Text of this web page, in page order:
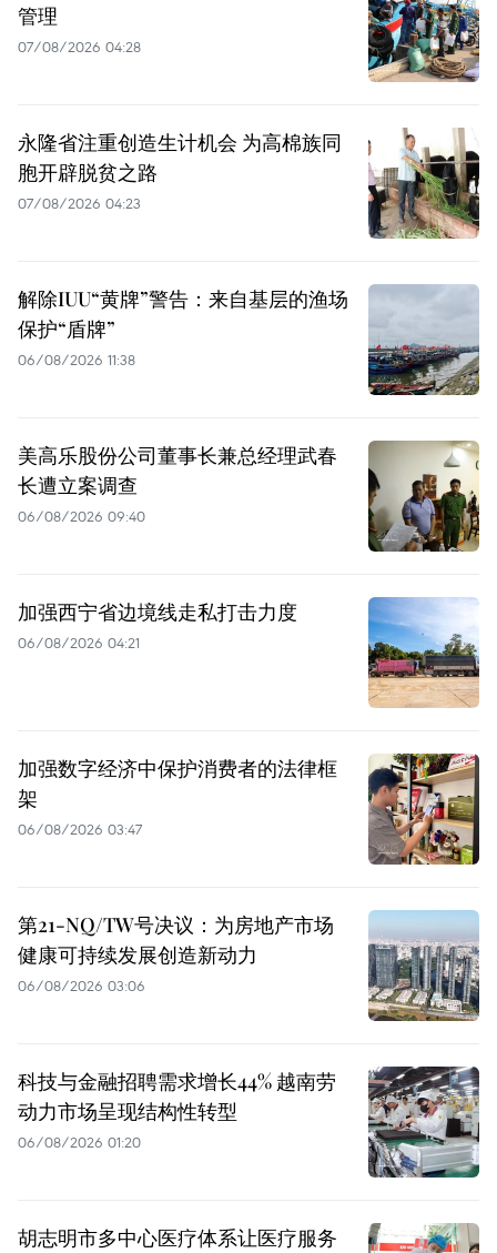
管理
07/08/2026 04:28
永隆省注重创造生计机会 为高棉族同
胞开辟脱贫之路
07/08/2026 04:23
解除IUU“黄牌”警告：来自基层的渔场
保护“盾牌”
06/08/2026 11:38
美高乐股份公司董事长兼总经理武春
长遭立案调查
06/08/2026 09:40
加强西宁省边境线走私打击力度
06/08/2026 04:21
加强数字经济中保护消费者的法律框
架
06/08/2026 03:47
第21-NQ/TW号决议：为房地产市场
健康可持续发展创造新动力
06/08/2026 03:06
科技与金融招聘需求增长44% 越南劳
动力市场呈现结构性转型
06/08/2026 01:20
胡志明市多中心医疗体系让医疗服务